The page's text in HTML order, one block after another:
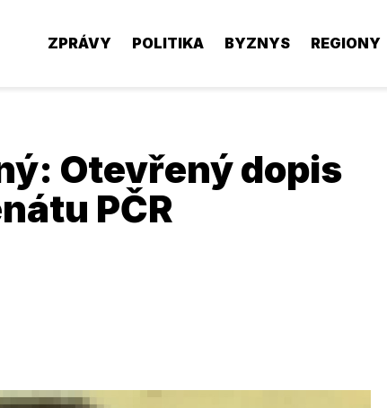
ZPRÁVY POLITIKA BYZNYS REGIONY
: Otevřený dopis
PČR